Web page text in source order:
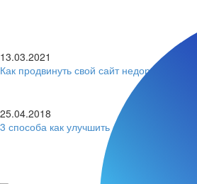
13.03.2021
Как продвинуть свой сайт недорого и
25.04.2018
3 способа как улучшить свой сайт в 2018
Оставьте заявку. Дальше
Заполните мини-форму и получите